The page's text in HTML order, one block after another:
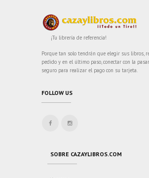
¡Tu librería de referencia!
Porque tan solo tendrán que elegir sus libros,
pedido y en el último paso, conectar con la
seguro para realizar el pago con su tarjeta.
FOLLOW US
SOBRE CAZAYLIBROS.COM